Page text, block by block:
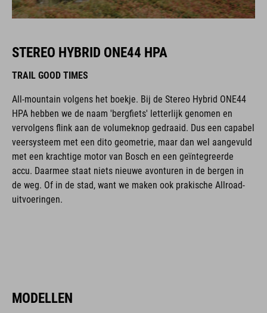
STEREO HYBRID ONE44 HPA
TRAIL GOOD TIMES
All-mountain volgens het boekje. Bij de Stereo Hybrid ONE44
HPA hebben we de naam 'bergfiets' letterlijk genomen en
vervolgens flink aan de volumeknop gedraaid. Dus een capabel
veersysteem met een dito geometrie, maar dan wel aangevuld
met een krachtige motor van Bosch en een geïntegreerde
accu. Daarmee staat niets nieuwe avonturen in de bergen in
de weg. Of in de stad, want we maken ook prakische Allroad-
uitvoeringen.
MODELLEN